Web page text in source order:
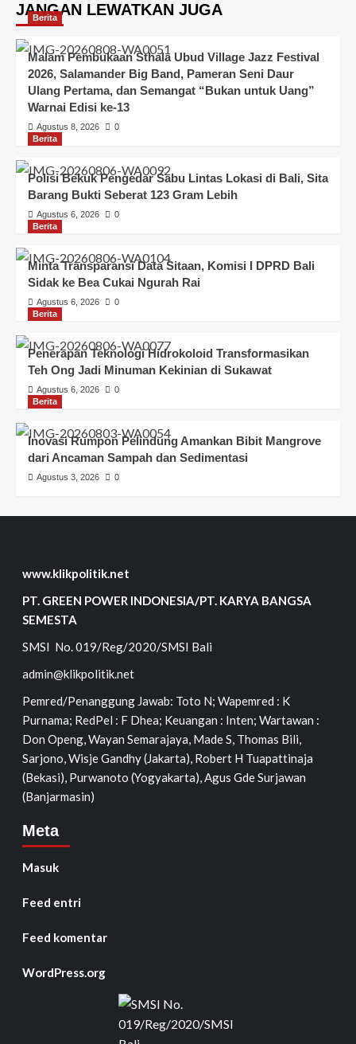
JANGAN LEWATKAN JUGA
Berita
Malam Pembukaan Sthala Ubud Village Jazz Festival
2026, Salamander Big Band, Pameran Seni Daur
Ulang Pertama, dan Semangat “Bukan untuk Uang”
Warnai Edisi ke-13
Agustus 8, 2026
0
Berita
Polisi Bekuk Pengedar Sabu Lintas Lokasi di Bali, Sita
Barang Bukti Seberat 123 Gram Lebih
Agustus 6, 2026
0
Berita
Minta Transparansi Data Sitaan, Komisi I DPRD Bali
Sidak ke Bea Cukai Ngurah Rai
Agustus 6, 2026
0
Berita
Penerapan Teknologi Hidrokoloid Transformasikan
Teh Ong Jadi Minuman Kekinian di Sukawat
Agustus 6, 2026
0
Berita
Inovasi Rumpon Pelindung Amankan Bibit Mangrove
dari Ancaman Sampah dan Sedimentasi
Agustus 3, 2026 0
www.klikpolitik.net
PT. GREEN POWER INDONESIA/PT. KARYA BANGSA
SEMESTA
SMSI No. 019/Reg/2020/SMSI Bali
admin@klikpolitik.net
Pemred/Penanggung Jawab: Toto N; Wapemred : K
Purnama; RedPel : F Dhea; Keuangan : Inten; Wartawan :
Don Openg, Wayan Semarajaya, Made S, Thomas Bili,
Sarjono, Wisje Gandhy (Jakarta), Robert H Tuapattinaja
(Bekasi), Purwanoto (Yogyakarta), Agus Gde Surjawan
(Banjarmasin)
Meta
Masuk
Feed entri
Feed komentar
WordPress.org